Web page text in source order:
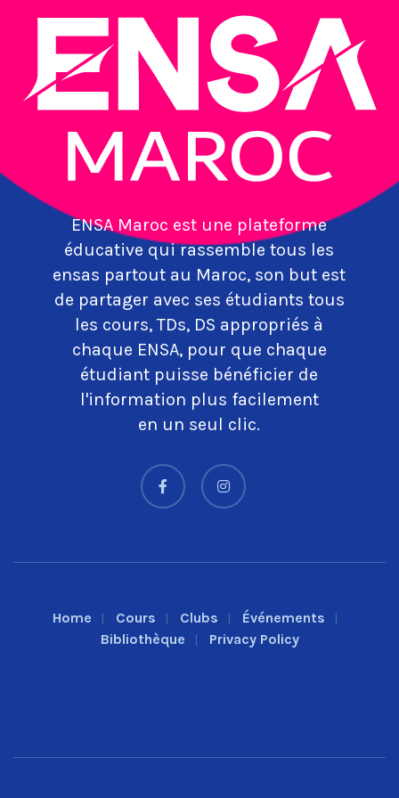
ENSA Maroc est une plateforme
éducative qui rassemble tous les
ensas partout au Maroc, son but est
de partager avec ses étudiants tous
les cours, TDs, DS appropriés à
chaque ENSA, pour que chaque
étudiant puisse bénéficier de
l'information plus facilement
en un seul clic.
Home Cours Clubs
Événements
Bibliothèque
Privacy Policy